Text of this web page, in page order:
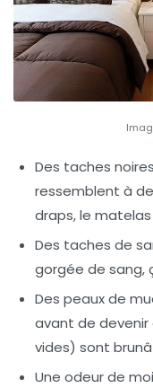
Des taches noires
ressemblent à
draps, le
Des taches de
gorgée de sang,
Des peaux de
avant de devenir
vides) sont
Une odeur de